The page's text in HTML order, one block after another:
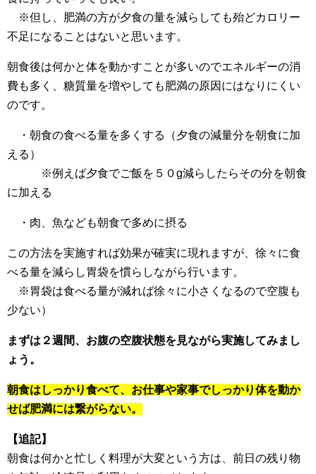
※但し、肥満の方が夕食の量を減らしても殆どカロリー
不足になることはないと思います。
朝食後は何かと体を動かすことが多いのでエネルギーの消
費も多く、糖質量を増やしても肥満の原因にはなりにくい
のです。
・朝食の食べる量を多くする（夕食の減量分を朝食に加
える）
※例えば夕食でご飯を５０g減らしたらその分を朝食
に加える
・肉、魚なども朝食で多めに摂る
この方法を実施すれば効果が確実に現れますが、徐々に食
べる量を減らし胃袋を慣らしながら行います。
※胃袋は食べる量が減れば徐々に小さくなるので空腹も
少ない）
まずは２週間、お腹の空腹状態を見ながら実施してみまし
ょう。
朝食はしっかり食べて、お仕事や家事でしっかり体を動か
せば肥満には繋がらない。
【追記】
朝食は何かと忙しく料理が大変という方は、前日の残り物